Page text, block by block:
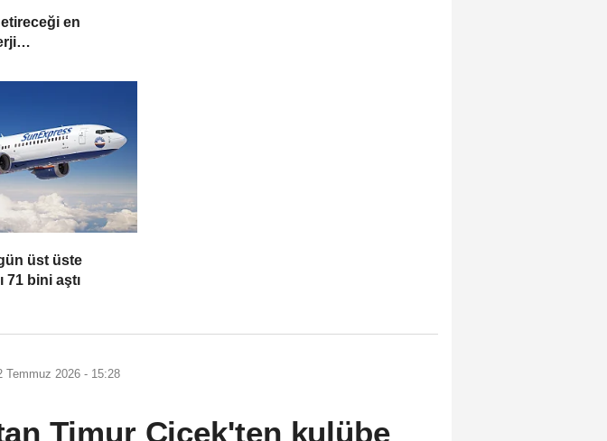
en
üst üste
71 bini aştı
Temmuz 2026 - 15:28
Timur Çiçek'ten kulübe